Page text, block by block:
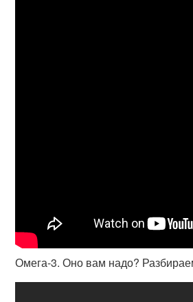
Омега-3. Оно вам надо?